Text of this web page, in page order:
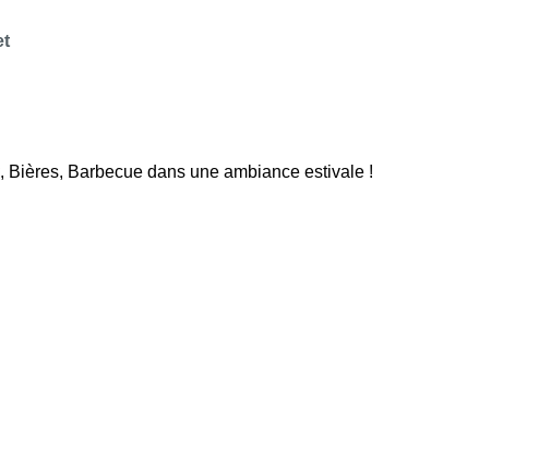
Bières, Barbecue dans une ambiance estivale !